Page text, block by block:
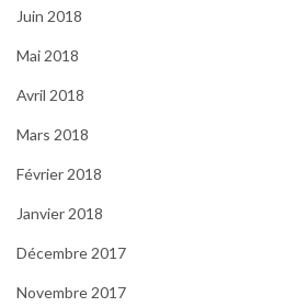
Juin 2018
Mai 2018
Avril 2018
Mars 2018
Février 2018
Janvier 2018
Décembre 2017
Novembre 2017